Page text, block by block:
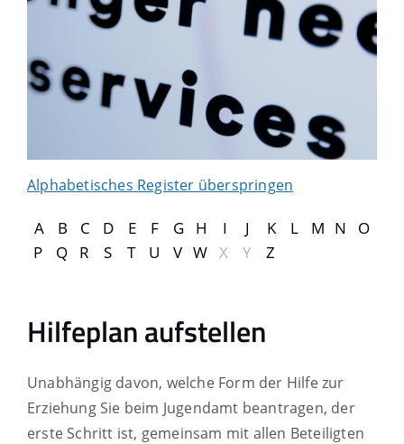
Alphabetisches Register überspringen
A B C D E F G H I J K L M N
O
P
Q R S T U V W X Y Z
Hilfeplan aufstellen
Unabhängig davon, welche Form der Hilfe zur
Erziehung Sie beim Jugendamt beantragen, der
erste Schritt ist, gemeinsam mit allen Beteiligten